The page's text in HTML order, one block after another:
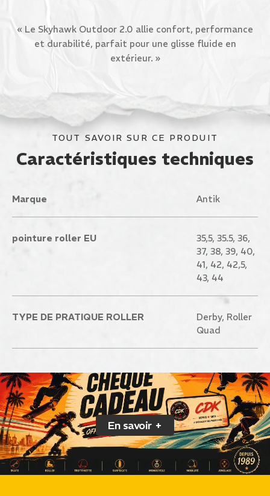
« Le Skyhawk Outdoor 2.0 allie confort, performance
et durabilité, parfait pour une glisse fluide en
extérieur. »
TOUT SAVOIR SUR CE PRODUIT
Caractéristiques techniques
Marque Antik
pointure roller EU
35,5, 35.5, 36,
37, 38, 39, 40,
41, 42, 42,5,
43, 44
TYPE DE PRATIQUE ROLLER
Derby, Roller
Quad
En savoir +